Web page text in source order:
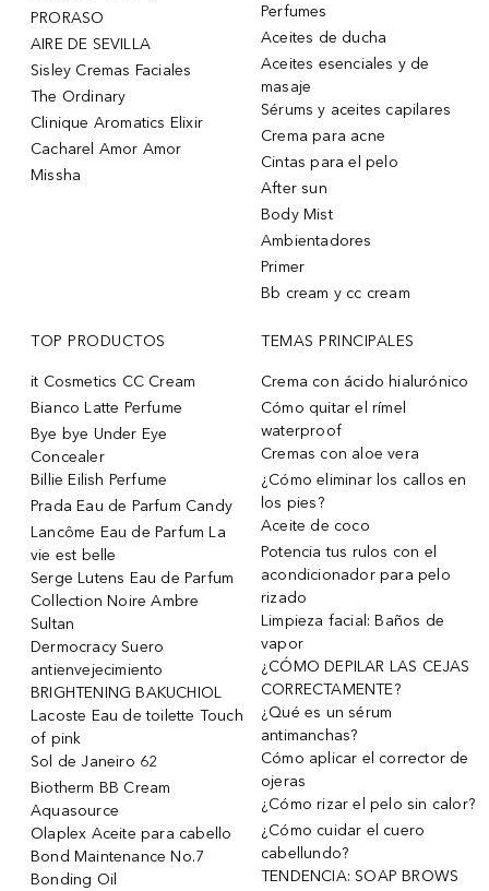
PRORASO
AIRE DE SEVILLA
Sisley Cremas Faciales
The Ordinary
Clinique Aromatics Elixir
Cacharel Amor Amor
Missha
Perfumes
Aceites de ducha
Aceites esenciales y de
masaje
Sérums y aceites capilares
Crema para acne
Cintas para el pelo
After sun
Body Mist
Ambientadores
Primer
Bb cream y cc cream
TOP PRODUCTOS
it Cosmetics CC Cream
Bianco Latte Perfume
Bye bye Under Eye
Concealer
Billie Eilish Perfume
Prada Eau de Parfum Candy
Lancôme Eau de Parfum La
vie est belle
Serge Lutens Eau de Parfum
Collection Noire Ambre
Sultan
Dermocracy Suero
antienvejecimiento
BRIGHTENING BAKUCHIOL
Lacoste Eau de toilette Touch
of pink
Sol de Janeiro 62
Biotherm BB Cream
Aquasource
Olaplex Aceite para cabello
Bond Maintenance No.7
Bonding Oil
TEMAS PRINCIPALES
Crema con ácido hialurónico
Cómo quitar el rímel
waterproof
Cremas con aloe vera
¿Cómo eliminar los callos en
los pies?
Aceite de coco
Potencia tus rulos con el
acondicionador para pelo
rizado
Limpieza facial: Baños de
vapor
¿CÓMO DEPILAR LAS CEJAS
CORRECTAMENTE?
¿Qué es un sérum
antimanchas?
Cómo aplicar el corrector de
ojeras
¿Cómo rizar el pelo sin calor?
¿Cómo cuidar el cuero
cabellundo?
TENDENCIA: SOAP BROWS